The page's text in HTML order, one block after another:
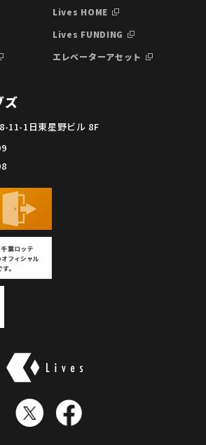
Lives HOME
Lives FUNDING
エレベーターアセット
ズ
11-1日東星野ビル 8F